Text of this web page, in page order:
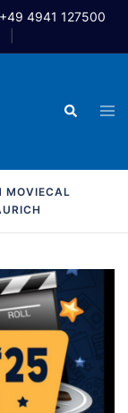
+49 4941 127500
Search
MOVIECAL